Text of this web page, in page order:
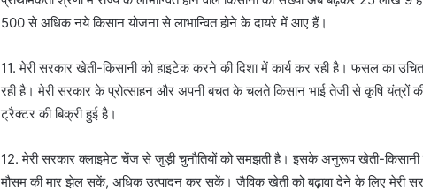
500 से अधिक नये किसान योजना से लाभान्वित होने के दायरे में आए हैं।
11. मेरी सरकार खेती-किसानी को हाइटेक करने की दिशा में कार्य कर रही है। फसल का उचित
रही है। मेरी सरकार के प्रोत्साहन और अपनी बचत के चलते किसान भाई तेजी से कृषि यंत्रों
ट्रैक्टर की बिक्री हुई है।
12. मेरी सरकार क्लाइमेट चेंज से जुड़ी चुनौतियों को समझती है। इसके अनुरूप खेती-
मौसम की मार झेल सकें, अधिक उत्पादन कर सकें। जैविक खेती को बढ़ावा देने के लिए मेरी